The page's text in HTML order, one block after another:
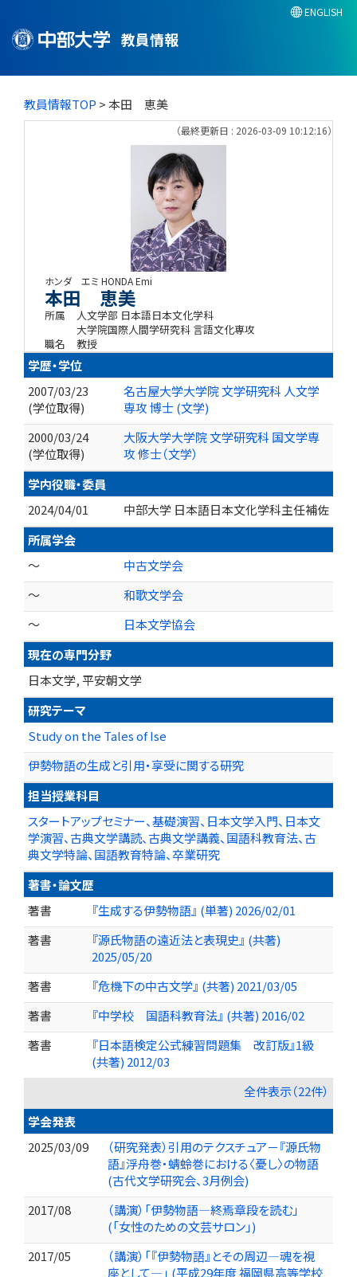
教員情報
ENGLISH
教員情報TOP > 本田 恵美
（最終更新日 : 2026-03-09 10:12:16）
ホンダ エミ HONDA Emi
本田 恵美
所属
人文学部 日本語日本文化学科
大学院国際人間学研究科 言語文化専攻
職名
教授
学歴・学位
2007/03/23
(学位取得)
名古屋大学大学院 文学研究科 人文学
専攻 博士 (文学)
2000/03/24
(学位取得)
大阪大学大学院 文学研究科 国文学専
攻 修士（文学）
学内役職・委員
2024/04/01
中部大学 日本語日本文化学科主任補佐
所属学会
～
中古文学会
～
和歌文学会
～
日本文学協会
現在の専門分野
日本文学, 平安朝文学
研究テーマ
Study on the Tales of Ise
伊勢物語の生成と引用・享受に関する研究
担当授業科目
スタートアップセミナー、基礎演習、日本文学入門、日本文
学演習、古典文学講読、古典文学講義、国語科教育法、古
典文学特論、国語教育特論、卒業研究
著書・論文歴
著書
『生成する伊勢物語』 (単著) 2026/02/01
著書
『源氏物語の遠近法と表現史』 (共著)
2025/05/20
著書
『危機下の中古文学』 (共著) 2021/03/05
著書
『中学校 国語科教育法』 (共著) 2016/02
著書
『日本語検定公式練習問題集 改訂版』1級
(共著) 2012/03
全件表示（22件）
学会発表
2025/03/09
（研究発表）引用のテクスチュア－『源氏物
語』浮舟巻・蜻蛉巻における〈憂し〉の物語
(古代文学研究会、3月例会)
2017/08
（講演）「伊勢物語―終焉章段を読む」
(「女性のための文芸サロン」)
2017/05
（講演）「『伊勢物語』とその周辺―魂を視
座として―」 (平成29年度 福岡県高等学校